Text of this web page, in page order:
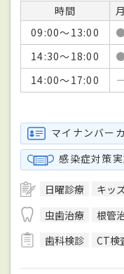
時間 月
09:00～13:00
14:30～18:00
14:00～17:00
－
マイナンバー
感染症対策
日曜診療 キッ
虫歯治療
根管
歯科検診
CT検